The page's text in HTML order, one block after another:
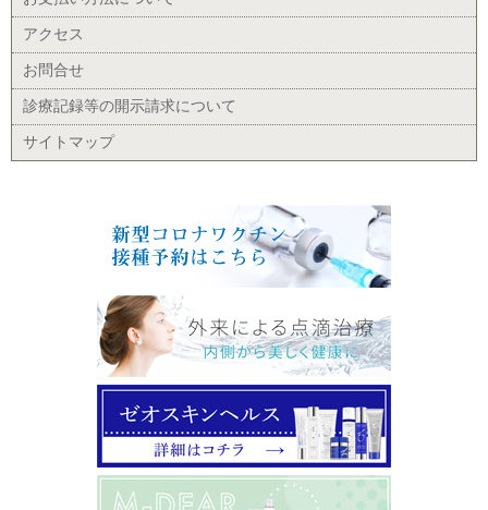
アクセス
お問合せ
診療記録等の開示請求について
サイトマップ